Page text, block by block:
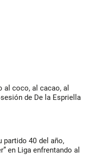
al coco, al cacao, al
de De la Espriella
partido 40 del año,
en Liga enfrentando al